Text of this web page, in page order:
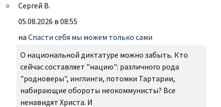
Сергей В.
05.08.2026 в 08:55
на Спасти себя мы можем только сами
О национальной диктатуре можно забыть. Кто
сейчас составляет "нацию": различного рода
"родноверы", инглинги, потомки Тартарии,
набирающие обороты неокоммунисты? Все
ненавидят Христа. И